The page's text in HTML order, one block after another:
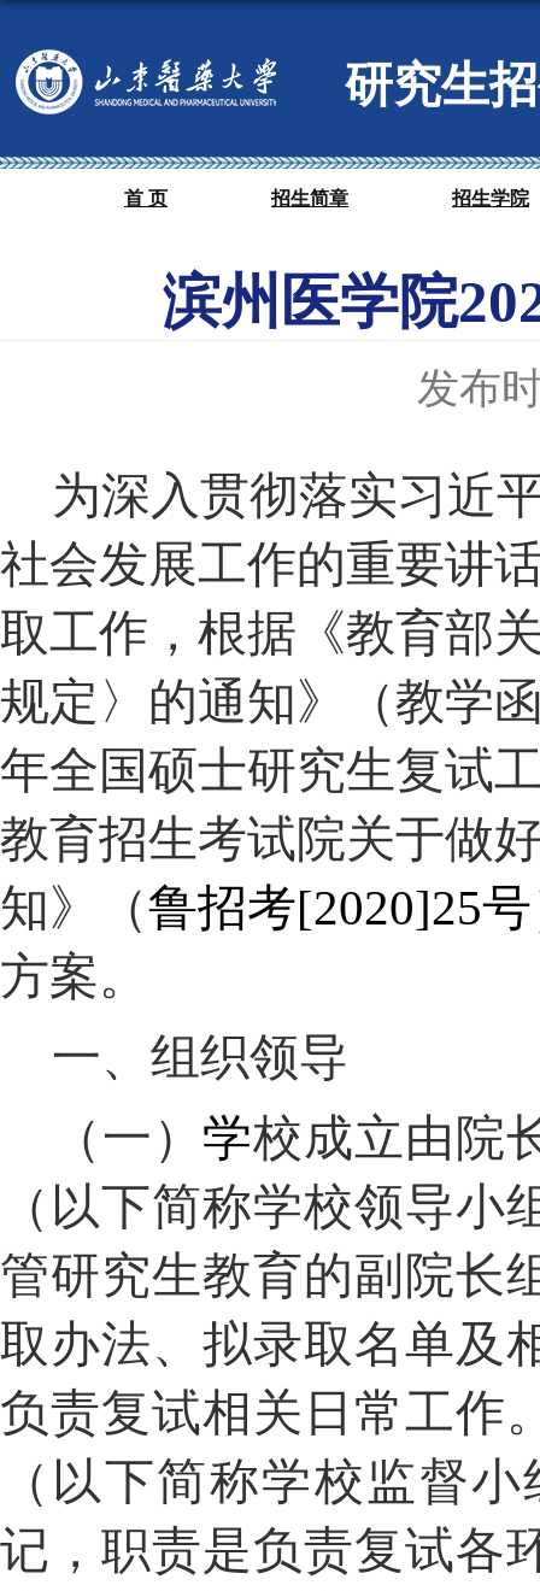
研究生
首 页 招生简章 招生学院
滨州医学院
发布
为深入贯彻落实习近
社会发展工作的重要讲
取工作， 根据《教育部
规定〉的通知》（教学
年全国硕士研究生复试
教育招生考试院关于做
知》（鲁招考[2020]25号
方案。
一、组织领导
（一） 学校成立由院
（以下简称学校领导小
管研究生教育的副院长
取办法、拟录取名单及
负责复试相关日常工作
（以下简称学校监督
记，职责是负责复试各